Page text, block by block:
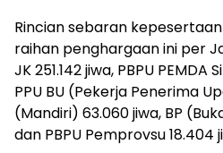
Rincian sebaran
raihan penghargaan ini per
JK 251.142 jiwa, PBPU
PPU BU (Pekerja Penerima
(Mandiri) 63.060 jiwa, BP
dan PBPU Pemprovsu 18.404